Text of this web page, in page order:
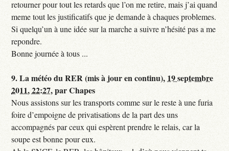
retourner pour tout les retards que l’on me retire, mais j’ai quand
meme tout les justificatifs que je demande à chaques problemes.
Si quelqu’un à une idée sur la marche a suivre n’hésité pas a me
repondre.
Bonne journée à tous ...
9.La météo du RER (mis à jour en continu), 19 septembre
2011, 22:27,parChapes
Nous assistons sur les transports comme sur le reste à une furia
foire d’empoigne de privatisations de la part des uns
accompagnés par ceux qui espèrent prendre le relais, car la
soupe est bonne pour eux.